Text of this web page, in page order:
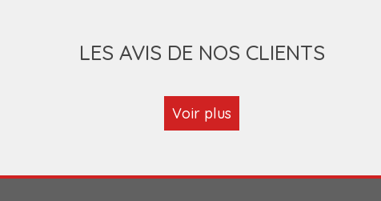
et le nettoyage de gouttière, les
LES AVIS DE NOS CLIENTS
Voir plus